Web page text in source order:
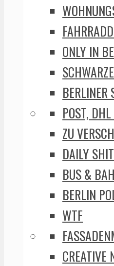
ONLY IN
BERLINER
POST,
ZU
DAILY SHIT
BUS &
BERLIN
WTF
CREATIVE